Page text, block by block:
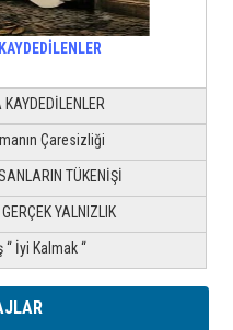
Çaresizliği
TÜKENİŞİ
YALNIZLIK
İyi Kalmak “